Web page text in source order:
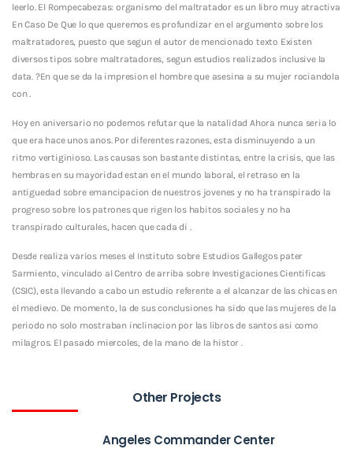
leerlo. El Rompecabezas: organismo del maltratador es un libro muy atractiva
En Caso De Que lo que queremos es profundizar en el argumento sobre los
maltratadores, puesto que segun el autor de mencionado texto Existen
diversos tipos sobre maltratadores, segun estudios realizados inclusive la
data. ?En que se da la impresion el hombre que asesina a su mujer rociandola
con .
Hoy en aniversario no podemos refutar que la natalidad Ahora nunca seri­a lo
que era hace unos anos. Por diferentes razones, esta disminuyendo a un
ritmo vertiginioso. Las causas son bastante distintas, entre la crisis, que las
hembras en su mayoridad estan en el mundo laboral, el retraso en la
antiguedad sobre emancipacion de nuestros jovenes y no ha transpirado la
progreso sobre los patrones que rigen los habitos sociales y no ha
transpirado culturales, hacen que cada di .
Desde realiza varios meses el Instituto sobre Estudios Gallegos pater
Sarmiento, vinculado al Centro de arriba sobre Investigaciones Cientificas
(CSIC), esta llevando a cabo un estudio referente a el alcanzar de las chicas en
el medievo. De momento, la de sus conclusiones ha sido que las mujeres de la
periodo no solo mostraban inclinacion por las libros de santos asi­ como
milagros. El pasado miercoles, de la mano de la histor .
Other Projects
Angeles Commander Center